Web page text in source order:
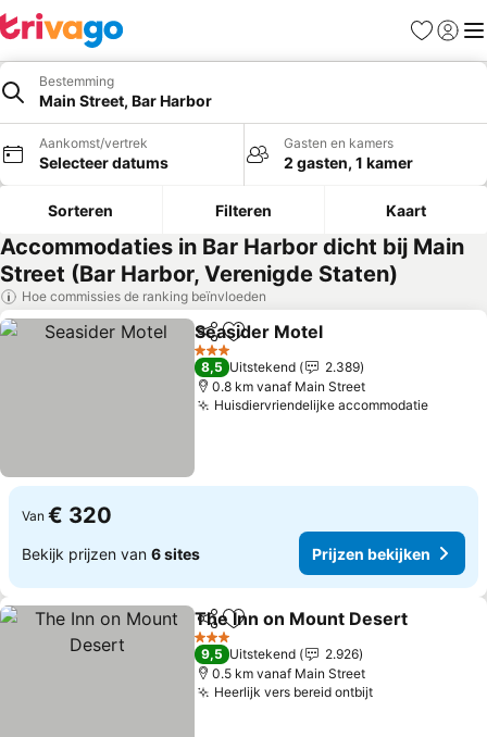
Favorieten
Bestemming
Main Street, Bar Harbor
Aankomst/vertrek
Selecteer datums
Gasten en kamers
2 gasten, 1 kamer
Sorteren Filteren Kaart
Accommodaties in Bar Harbor dicht bij Main
Street (Bar Harbor, Verenigde Staten)
Hoe commissies de ranking beïnvloeden
DelenToevoegen aan favorieten
Seasider Motel
3 Sterren
8,5 Uitstekend
2.389
0.8 km vanaf Main Street
Huisdiervriendelijke accommodatie
Van € 320
Bekijk prijzen van 6 sites Prijzen bekijken
DelenToevoegen aan favorieten
The Inn on Mount Desert
3 Sterren
9,5 Uitstekend
2.926
0.5 km vanaf Main Street
Heerlijk vers bereid ontbijtPrijzen